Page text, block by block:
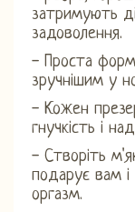
затримують
задоволення.
- Проста
зручнішим у
- Кожен
гнучкість і
- Створіть
подарує вам
оргазм.